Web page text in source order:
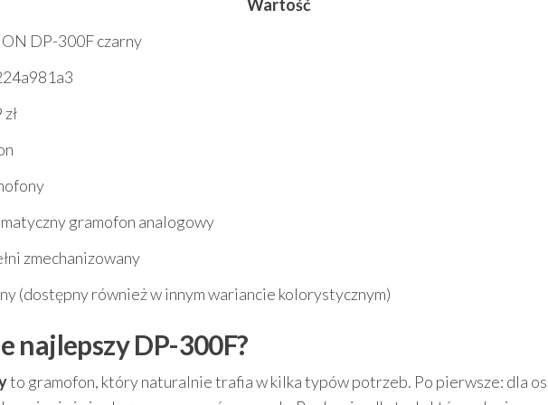
Wartość
DP-300F czarny
gramofon analogowy
zmechanizowany
(dostępny również w innym wariancie kolorystycznym)
najlepszy DP-300F?
to gramofon, który naturalnie trafia w kilka typów potrzeb. Po pierwsze: dla